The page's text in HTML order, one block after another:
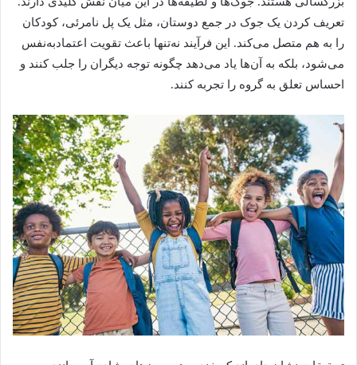
تعریف کردن یک جوک در جمع دوستان، مثل یک پل نامرئی، کودکان
را به هم متصل می‌کند. این فرآیند نه‌تنها باعث تقویت اعتمادبه‌نفس
می‌شود، بلکه به آن‌ها یاد می‌دهد چگونه توجه دیگران را جلب کنند و
احساس تعلق به گروه را تجربه کنند.